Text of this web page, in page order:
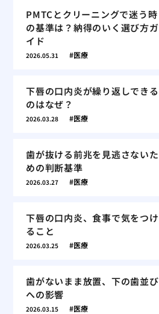
PMTCとクリーニングで迷う時
の基準は？納得のいく選び方ガ
イド
2026.05.31 医療
下唇の口内炎が繰り返しできる
のはなぜ？
2026.03.28 医療
歯が抜ける前兆を見逃さないた
めの判断基準
2026.03.27 医療
下唇の口内炎、食事で気をつけ
ること
2026.03.25 医療
歯がないまま放置、下の歯並び
への影響
2026.03.15 医療